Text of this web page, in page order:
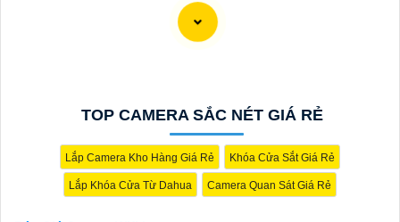
853,300 ₫
Camera Wi-Fi Gia ĐìnhTapo C230 ( 5%-35%
Camera An Ninh Gia Đình Tapo C260 ( 5%-35% )
Camera Quay Xoay Tapo C220 Không Dây (4MP)
5%-35% )
TOP CAMERA SẮC NÉT GIÁ RẺ
Lắp Camera Kho Hàng Giá Rẻ Khóa Cửa Sắt Giá Rẻ
Lắp Khóa Cửa Từ Dahua Camera Quan Sát Giá Rẻ